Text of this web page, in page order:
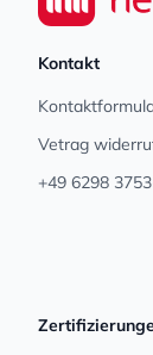
Kontakt
Vetrag
+49 6298